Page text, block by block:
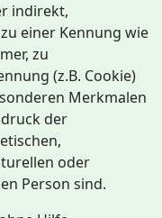
indirekt,
einer Kennung wie
zu
(z.B. Cookie)
Merkmalen
der
oder
Person sind.